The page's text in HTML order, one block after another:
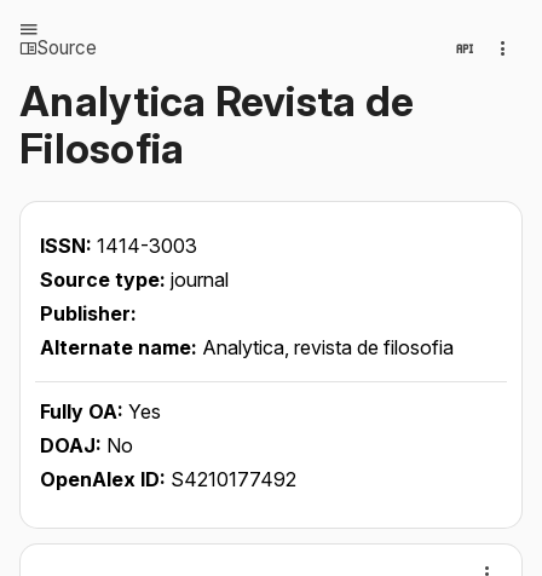
Source
Analytica Revista de
Filosofia
ISSN: 1414-3003
Source type: journal
Publisher:
Alternate name: Analytica, revista de filosofia
Fully OA: Yes
DOAJ: No
OpenAlex ID: S4210177492